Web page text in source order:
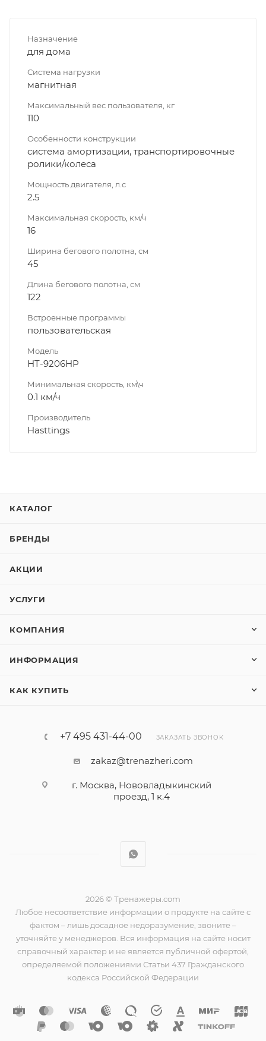
Назначение
для дома
Система нагрузки
магнитная
Максимальный вес пользователя, кг
110
Особенности конструкции
система амортизации, транспортировочные
ролики/колеса
Мощность двигателя, л.с
2.5
Максимальная скорость, км/ч
16
Ширина бегового полотна, см
45
Длина бегового полотна, см
122
Встроенные программы
пользовательская
Модель
HT-9206HP
Минимальная скорость, км\ч
0.1 км/ч
Производитель
Hasttings
КАТАЛОГ
БРЕНДЫ
АКЦИИ
УСЛУГИ
КОМПАНИЯ
ИНФОРМАЦИЯ
КАК КУПИТЬ
+7 495 431-44-00 ЗАКАЗАТЬ ЗВОНОК
zakaz@trenazheri.com
г. Москва, Нововладыкинский
проезд, 1 к.4
2026 © Тренажеры.com
Любое несоответствие информации о продукте на сайте с
фактом – лишь досадное недоразумение, звоните –
уточняйте у менеджеров. Вся информация на сайте носит
справочный характер и не является публичной офертой,
определяемой положениями Статьи 437 Гражданского
кодекса Российской Федерации